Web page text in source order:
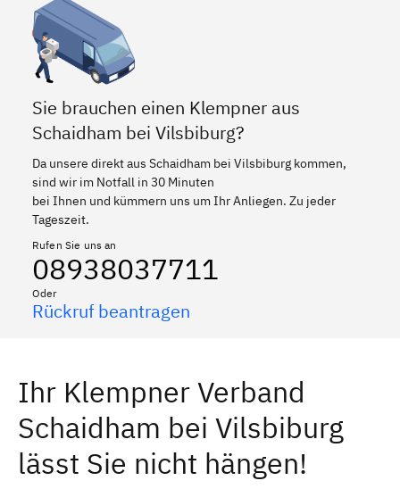
Sie brauchen einen Klempner aus
Schaidham bei Vilsbiburg?
Da unsere direkt aus Schaidham bei Vilsbiburg kommen,
sind wir im Notfall in 30 Minuten
bei Ihnen und kümmern uns um Ihr Anliegen. Zu jeder
Tageszeit.
Rufen Sie uns an
08938037711
Oder
Rückruf beantragen
Ihr Klempner Verband
Schaidham bei Vilsbiburg
lässt Sie nicht hängen!